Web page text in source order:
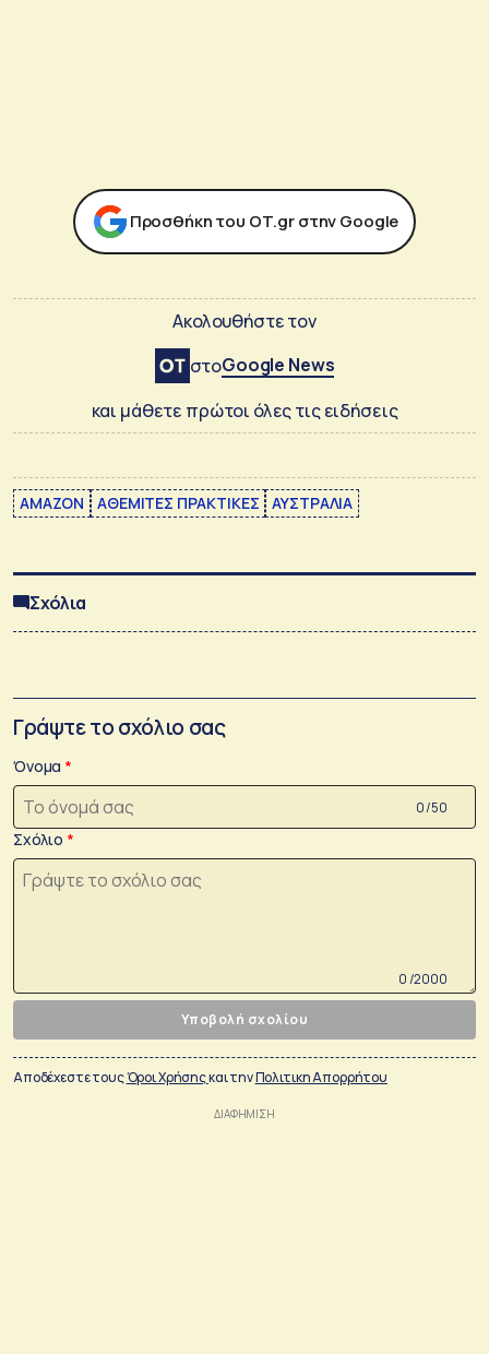
Προσθήκη του ΟΤ.gr στην Google
Ακολουθήστε τον
στοGoogle News
και μάθετε πρώτοι όλες τις ειδήσεις
AMAZON ΑΘΕΜΙΤΕΣ ΠΡΑΚΤΙΚΕΣ ΑΥΣΤΡΑΛΙΑ
Σχόλια
Γράψτε το σχόλιο σας
Όνομα
0 /50
Σχόλιο
0 /2000
Υποβολή σχολίου
Αποδέχεστε τουςΌροι Χρήσηςκαι τηνΠολιτικη Απορρήτου